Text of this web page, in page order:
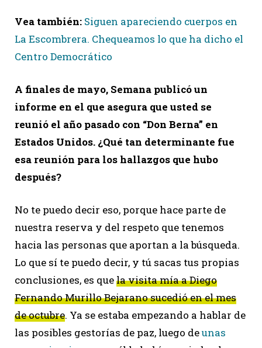
Vea también: Siguen apareciendo cuerpos en
La Escombrera. Chequeamos lo que ha dicho el
Centro Democrático
A finales de mayo, Semana publicó un
informe en el que asegura que usted se
reunió el año pasado con “Don Berna” en
Estados Unidos. ¿Qué tan determinante fue
esa reunión para los hallazgos que hubo
después?
No te puedo decir eso, porque hace parte de
nuestra reserva y del respeto que tenemos
hacia las personas que aportan a la búsqueda.
Lo que sí te puedo decir, y tú sacas tus propias
conclusiones, es quela visita mía a Diego
Fernando Murillo Bejarano sucedió en el mes
de octubre. Ya se estaba empezando a hablar de
las posibles gestorías de paz, luego deunas